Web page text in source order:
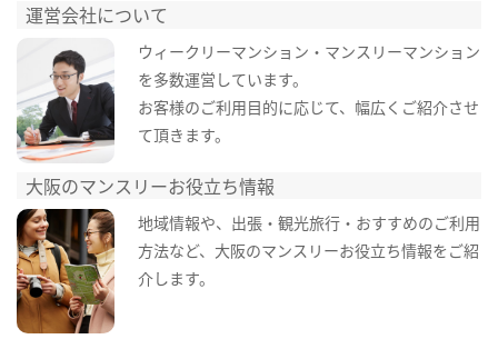
運営会社について
ウィークリーマンション・マンスリーマンション
を多数運営しています。
お客様のご利用目的に応じて、幅広くご紹介させ
て頂きます。
大阪のマンスリーお役立ち情報
地域情報や、出張・観光旅行・おすすめのご利用
方法など、大阪のマンスリーお役立ち情報をご紹
介します。